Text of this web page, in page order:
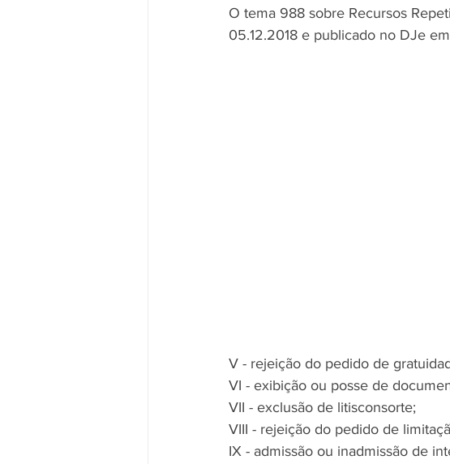
O tema 988 sobre Recursos
05.12.2018 e publicado no DJe em
V - rejeição do pedido de
VI - exibição ou posse de
VII - exclusão de litisconsorte;
VIII - rejeição do pedido de
IX - admissão ou inadmissão de